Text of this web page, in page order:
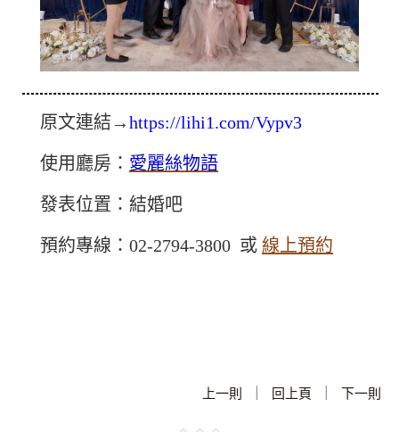
原文連結→https://lihi1.com/Vypv3
使用廳房： 愛麗絲物語
發表位置：結婚吧
預約專線：02-2794-3800 或 線上預約
上一則 | 回上頁 | 下一則